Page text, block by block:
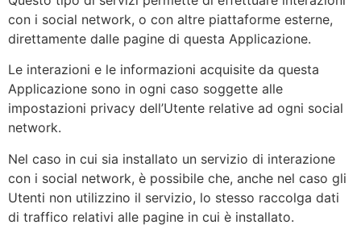
con i social network, o con altre piattaforme esterne,
direttamente dalle pagine di questa Applicazione.
Le interazioni e le informazioni acquisite da questa
Applicazione sono in ogni caso soggette alle
impostazioni privacy dell’Utente relative ad ogni social
network.
Nel caso in cui sia installato un servizio di interazione
con i social network, è possibile che, anche nel caso gli
Utenti non utilizzino il servizio, lo stesso raccolga dati
di traffico relativi alle pagine in cui è installato.